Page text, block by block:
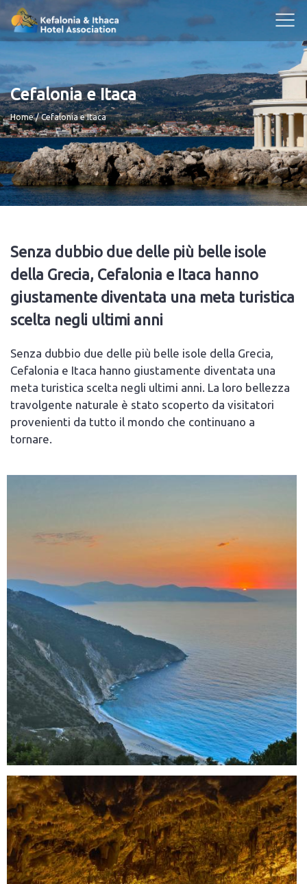
Cefalonia e Itaca
Breadcrumb
Home Cefalonia e Itaca
Senza dubbio due delle più belle isole
della Grecia, Cefalonia e Itaca hanno
giustamente diventata una meta turistica
scelta negli ultimi anni
Senza dubbio due delle più belle isole della Grecia,
Cefalonia e Itaca hanno giustamente diventata una
meta turistica scelta negli ultimi anni. La loro bellezza
travolgente naturale è stato scoperto da visitatori
provenienti da tutto il mondo che continuano a
tornare.